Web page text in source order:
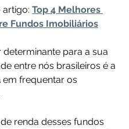
artigo: Top 4 Melhores
Fundos Imobiliários
para a sua
entre nós brasileiros é a
em frequentar os
renda desses fundos